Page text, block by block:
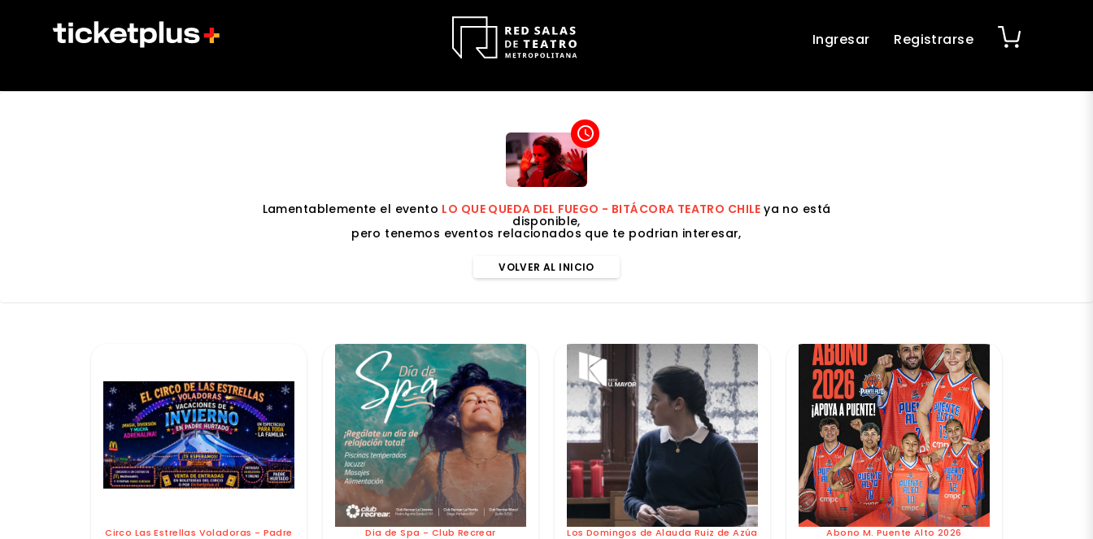
Ingresar Registrarse
access_time
Lamentablemente el evento LO QUE QUEDA DEL FUEGO - BITÁCORA TEATRO CHILEya no está
disponible,
pero tenemos eventos relacionados que te podrian interesar,
VOLVER AL INICIO
Circo Las Estrellas Voladoras - Padre
Dia de Spa - Club Recrear
Los Domingos de Alauda Ruiz de Azúa
Abono M. Puente Alto 2026